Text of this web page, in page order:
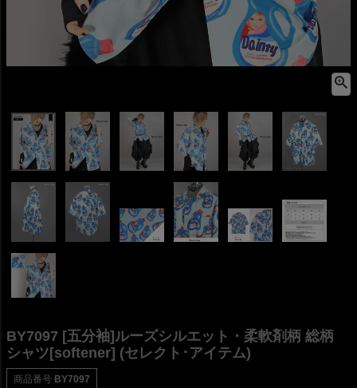
BY7097 [五分袖]ルーズシルエット・柔軟剤柄 総柄
シャツ[softener] (セレクト･アイテム)
商品番号 BY7097